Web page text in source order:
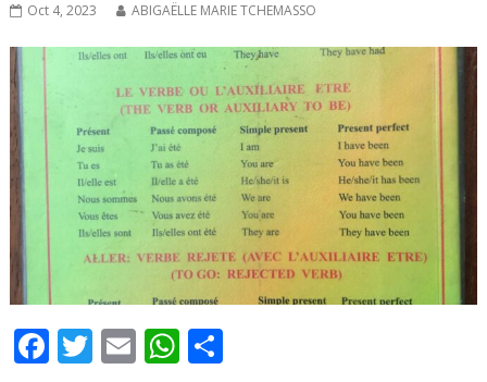
Oct 4, 2023 ABIGAËLLE MARIE TCHEMASSO
F T E W